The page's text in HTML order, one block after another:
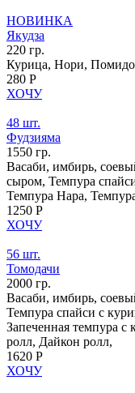
НОВИНКА
Якудза
220 гр.
Курица, Нори,
280 Р
ХОЧУ
48 шт.
Фудзияма
1550 гр.
Васаби, имбирь,
сыром, Темпура
Темпура Нара,
1250 Р
ХОЧУ
56 шт.
Томодачи
2000 гр.
Васаби, имбирь,
Темпура спайси с
Запеченная темпура с
ролл, Дайкон ролл,
1620 Р
ХОЧУ